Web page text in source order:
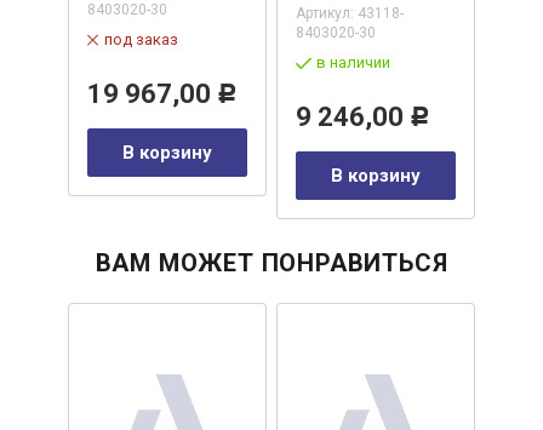
8403020-30
под заказ
19 967,00 Р
В корзину
Артикул: 43118-
8403020-30
в наличии
9 246,00 Р
В корзину
ВАМ МОЖЕТ ПОНРАВИТЬСЯ